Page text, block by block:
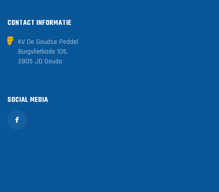
CONTACT INFORMATIE
KV De Goudse Peddel
Burgvlietkade 105,
2805 JD Gouda
SOCIAL MEDIA